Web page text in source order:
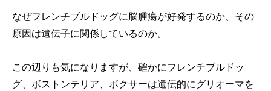
なぜフレンチブルドッグに脳腫瘍が好発するのか、その
原因は遺伝子に関係しているのか。
この辺りも気になりますが、確かにフレンチブルドッ
グ、ボストンテリア、ボクサーは遺伝的にグリオーマを